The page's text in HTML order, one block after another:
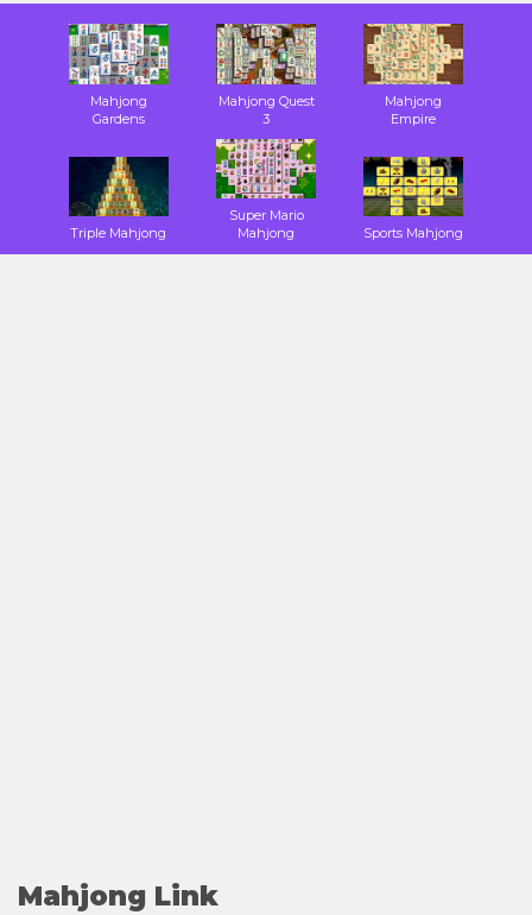
Mahjong
Gardens
Mahjong Quest
3
Mahjong
Empire
Triple Mahjong
Super Mario
Mahjong
Sports Mahjong
Mahjong Link